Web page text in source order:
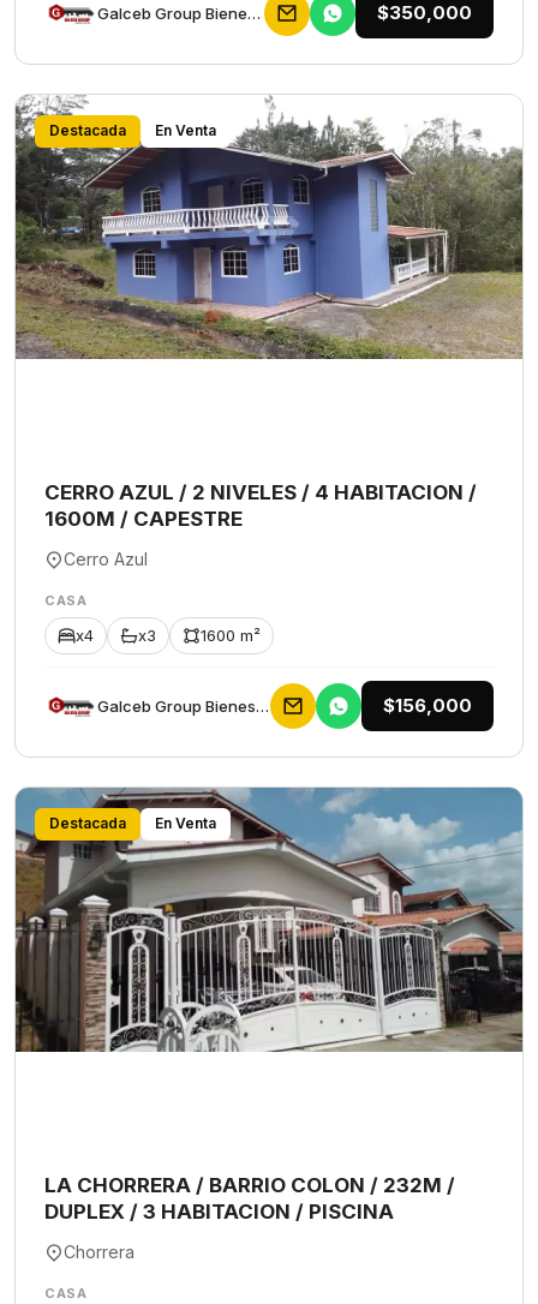
Galceb Group Bienes Raices $350,000
Destacada En Venta
CERRO AZUL / 2 NIVELES / 4 HABITACION /
1600M / CAPESTRE
Cerro Azul
CASA
x4 x3 1600 m²
Galceb Group Bienes Raices $156,000
Destacada En Venta
LA CHORRERA / BARRIO COLON / 232M /
DUPLEX / 3 HABITACION / PISCINA
Chorrera
CASA